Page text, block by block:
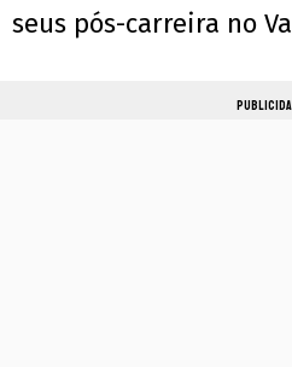
seus pós-carreira no